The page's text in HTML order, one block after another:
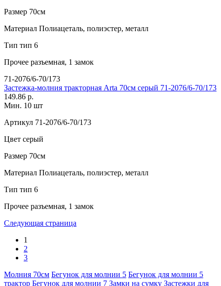
Размер 70см
Материал Полиацеталь, полиэстер, металл
Тип тип 6
Прочее разъемная, 1 замок
71-2076/6-70/173
Застежка-молния тракторная Arta 70см серый 71-2076/6-70/173
149.86 р.
Мин. 10 шт
Артикул 71-2076/6-70/173
Цвет серый
Размер 70см
Материал Полиацеталь, полиэстер, металл
Тип тип 6
Прочее разъемная, 1 замок
Следующая страница
1
2
3
Молния 70см Бегунок для молнии 5 Бегунок для молнии 5
трактор Бегунок для молнии 7 Замки на сумку Застежки для